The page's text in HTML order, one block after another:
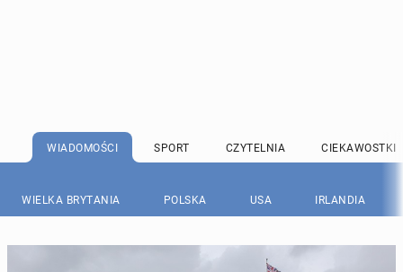
WIADOMOŚCI SPORT CZYTELNIA CIEKAWOSTKI
WIELKA BRYTANIA POLSKA USA IRLANDIA